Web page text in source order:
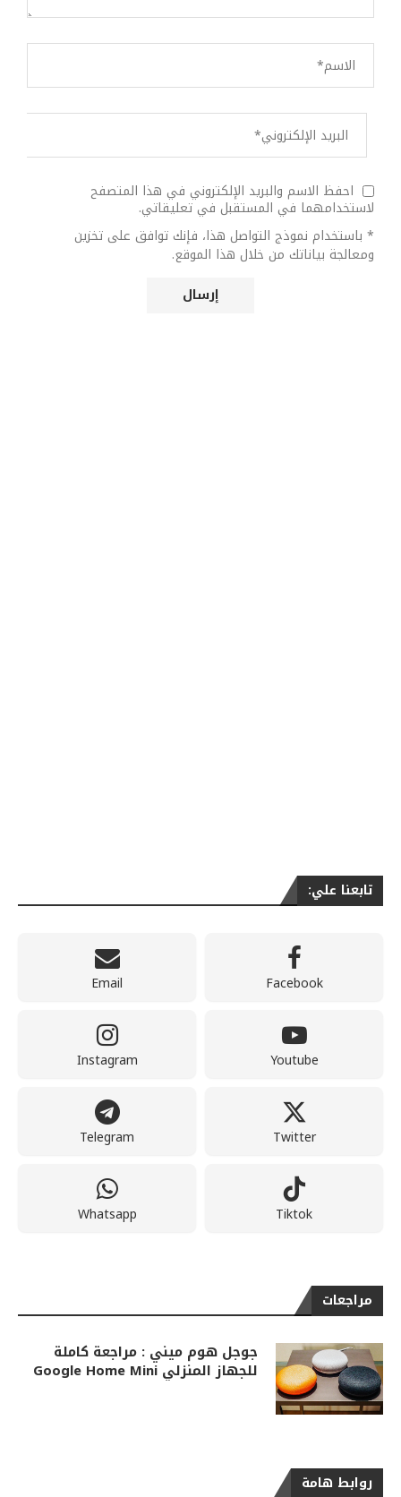
احفظ الاسم والبريد الإلكتروني في هذا المتصفح
لاستخدامهما في المستقبل في تعليقاتي.
* باستخدام نموذج التواصل هذا، فإنك توافق على تخزين
ومعالجة بياناتك من خلال هذا الموقع.
تابعنا علي:
Facebook
Email
Youtube
Instagram
Twitter
Telegram
Tiktok
Whatsapp
مراجعات
جوجل هوم ميني : مراجعة كاملة
للجهاز المنزلي Google Home Mini
روابط هامة